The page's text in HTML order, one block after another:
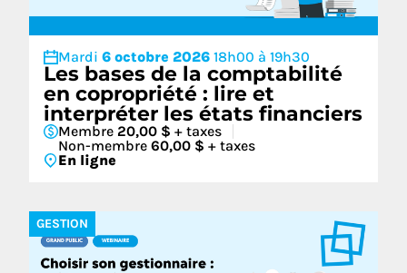
Mardi 6 octobre 2026 18h00 à 19h30
Les bases de la comptabilité
en copropriété : lire et
interpréter les états financiers
Membre 20,00 $ + taxes
Non-membre 60,00 $ + taxes
En ligne
GESTION